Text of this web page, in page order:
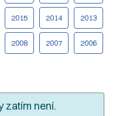
2015 2014 2013
2008 2007 2006
zatím není.